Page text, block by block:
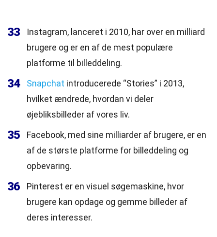
33
Instagram, lanceret i 2010, har over en milliard
brugere og er en af de mest populære
platforme til billeddeling.
34 Snapchat introducerede “Stories” i 2013,
hvilket ændrede, hvordan vi deler
øjebliksbilleder af vores liv.
35
Facebook, med sine milliarder af brugere, er en
af de største platforme for billeddeling og
opbevaring.
36
Pinterest er en visuel søgemaskine, hvor
brugere kan opdage og gemme billeder af
deres interesser.